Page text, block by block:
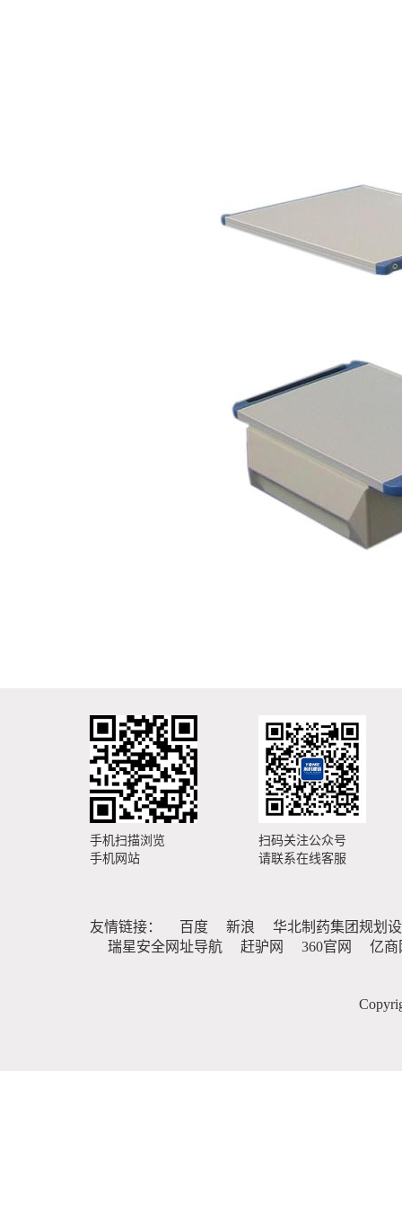
手机扫描浏览
手机网站
扫码关注公众号
请联系在线客服
友情链接： 百度 新浪
华北制药集团规划
瑞星安全网址导航
赶驴网 360官网 亿商